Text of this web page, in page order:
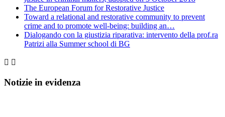
The European Forum for Restorative Justice
Toward a relational and restorative community to prevent
crime and to promote well-being: building an…
Dialogando con la giustizia riparativa: intervento della prof.ra
Patrizi alla Summer school di BG
 
Notizie in evidenza